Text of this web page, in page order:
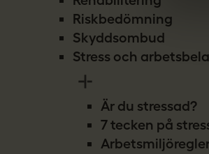
Riskbedömning
Skyddsombud
Stress och
Är du stressad?
7 tecken på